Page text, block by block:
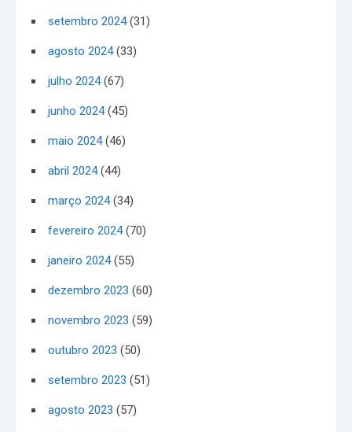
setembro 2024(31)
agosto 2024(33)
julho 2024(67)
junho 2024(45)
maio 2024(46)
abril 2024(44)
março 2024(34)
fevereiro 2024(70)
janeiro 2024(55)
dezembro 2023 (60)
novembro 2023 (59)
outubro 2023 (50)
setembro 2023 (51)
agosto 2023 (57)